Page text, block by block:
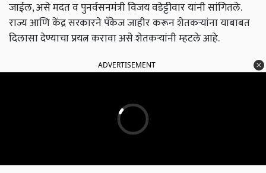
जाईल, असे मदत व पुनर्वसनमंत्री विजय वडेट्टीवार यांनी सांगितले.
राज्य आणि केंद्र सरकारने पॅकेज जाहीर करून शेतकऱ्यांना याबाबत
दिलासा देण्याचा प्रयत्न करावा असे शेतकऱ्यांनी म्हटले आहे.
ADVERTISEMENT